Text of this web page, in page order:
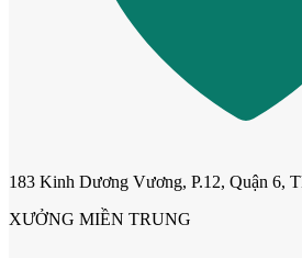
Cửa phào chỉ nổi
183 Kinh Dương Vương, P.12, Quận 6,
XƯỞNG MIỀN TRUNG